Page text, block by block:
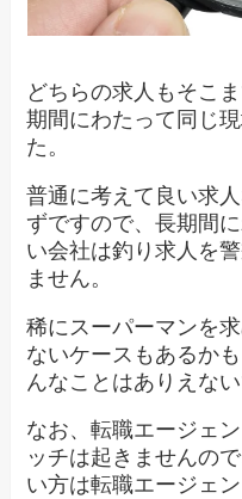
どちらの求人もそこ
期間にわたって同じ
た。
普通に考えて良い求
ずですので、長期間
い会社は釣り求人を
ません。
稀にスーパーマンを
ないケースもあるか
んなことはありえな
なお、転職エージェ
ッチは起きませんの
い方は転職エージェ